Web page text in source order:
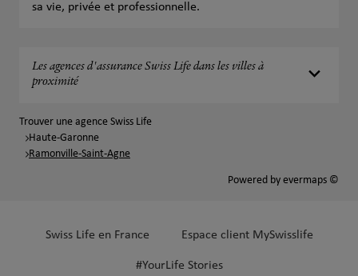
sa vie, privée et professionnelle.
Les agences d'assurance Swiss Life dans les villes à
proximité
Trouver une agence Swiss Life
Haute-Garonne
Ramonville-Saint-Agne
Powered by evermaps ©
Swiss Life en France Espace client MySwisslife
#YourLife Stories